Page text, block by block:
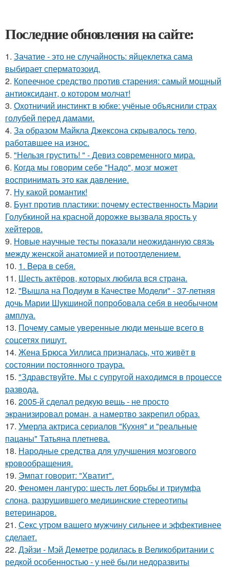
Последние обновления на сайте:
1. Зачатие - это не случайность: яйцеклетка сама
выбирает сперматозоид.
2. Копеечное средство против старения: самый мощный
антиоксидант, о котором молчат!
3. Охотничий инстинкт в юбке: учёные объяснили страх
голубей перед дамами.
4. За образом Майкла Джексона скрывалось тело,
работавшее на износ.
5. "Нельзя грустить! " - Девиз coвременного мира.
6. Когда мы говорим себе "Надо", мозг может
воспринимать это как давление.
7. Ну какой романтик!
8. Бунт против пластики: почему естественность Марии
Голубкиной на красной дорожке вызвала ярость у
хейтеров.
9. Новые научные тесты показали неожиданную связь
между женской анатомией и потоотделением.
10. 1. Bеpa в себя.
11. Шесть актёров, которых любила вся страна.
12. "Вышла на Подиум в Качестве Модели" - 37-летняя
дочь Марии Шукшиной попробовала себя в необычном
амплуа.
13. Почему самые уверенные люди меньше всего в
соцсетях пишут.
14. Жена Брюса Уиллиса призналась, что живёт в
состоянии постоянного траура.
15. "Здравствуйте. Mы с супругой находимся в процессе
развода.
16. 2005-й сделал редкую вещь - не просто
экранизировал роман, а намертво закрепил образ.
17. Умерла актриса сериалов "Кухня" и "реальные
пацаны" Татьяна плетнева.
18. Народные средства для улучшения мозгового
кровообращения.
19. Эмпат говорит: "Хватит".
20. Феномен лангуро: шесть лет борьбы и триумфа
слона, разрушившего медицинские стереотипы
ветеринаров.
21. Секс утром вашего мужчину сильнее и эффективнее
сделает.
22. Дэйзи - Мэй Деметре родилась в Великобритании с
редкой особенностью - у неё были недоразвиты